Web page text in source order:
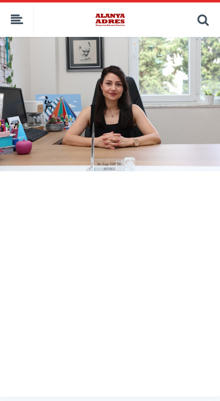
kaçak bahis
deneme bonusu
canlı bahis siteleri
deneme bonusu veren siteler
bahis siteleri
porno izle